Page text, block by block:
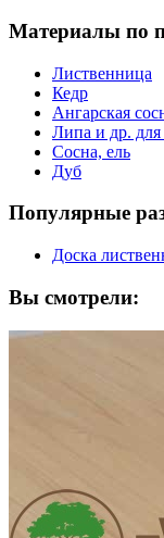
Материалы по
Лиственница
Кедр
Ангарская
Липа и др. для
Сосна, ель
Дуб
Популярные
Доска
Вы смотрели: